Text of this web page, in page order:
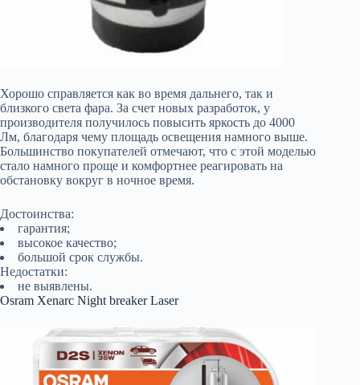
Хорошо справляется как во время дальнего, так и
близкого света фара. За счет новых разработок, у
производителя получилось повысить яркость до 4000
Лм, благодаря чему площадь освещения намного выше.
Большинство покупателей отмечают, что с этой моделью
стало намного проще и комфортнее реагировать на
обстановку вокруг в ночное время.
Достоинства:
гарантия;
высокое качество;
большой срок службы.
Недостатки:
не выявлены.
Osram Xenarc Night breaker Laser